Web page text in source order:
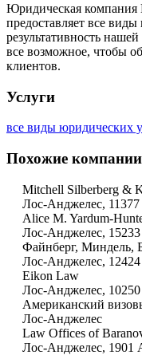
Юридическая
предоставляет все
результативность
все возможное, чтобы
клиентов.
Услуги
все виды юридических
Похожие компании
Mitchell Silberberg &
Лос-Анджелес,
Alice M. Yardum-
Лос-Анджелес,
Файнберг, Миндель,
Лос-Анджелес,
Eikon Law
Лос-Анджелес,
Американский
Лос-Анджелес
Law Offices of
Лос-Анджелес, 1901